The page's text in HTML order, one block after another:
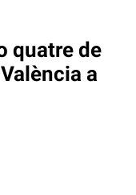
quatre de
a